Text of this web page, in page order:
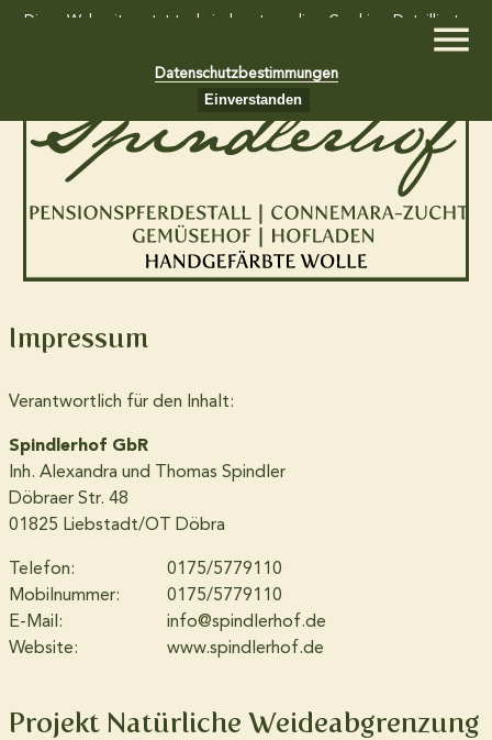
Home
Gemüsekiste und Südfruchtkiste
Wollkiste
Pensionspferdestall
Impressum
Verantwortlich für den Inhalt:
Spindlerhof GbR
Inh. Alexandra und Thomas Spindler
Döbraer Str. 48
01825 Liebstadt/OT Döbra
Telefon:
0175/5779110
Mobilnummer:
0175/5779110
E-Mail:
info@spindlerhof.de
Website:
www.spindlerhof.de
Projekt Natürliche Weideabgrenzung
Diese Webseite setzt technisch notwendige Cookies. Detaillierte
Datenschutzbestimmungen
Einverstanden